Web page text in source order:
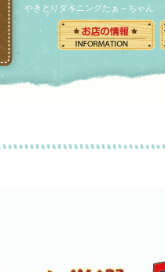
やきとりダイニングたぁ～ちゃん